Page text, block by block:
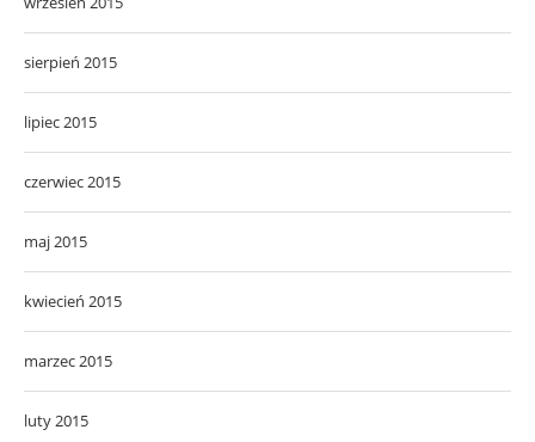
sierpień 2015
lipiec 2015
czerwiec 2015
maj 2015
kwiecień 2015
marzec 2015
luty 2015